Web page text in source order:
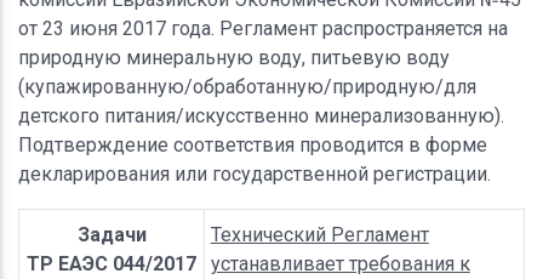
от 23 июня 2017 года. Регламент распространяется на
природную минеральную воду, питьевую воду
(купажированную/обработанную/природную/для
детского питания/искусственно минерализованную).
Подтверждение соответствия проводится в форме
декларирования или государственной регистрации.
Задачи
ТР ЕАЭС 044/2017
Технический Регламент
устанавливает требования к